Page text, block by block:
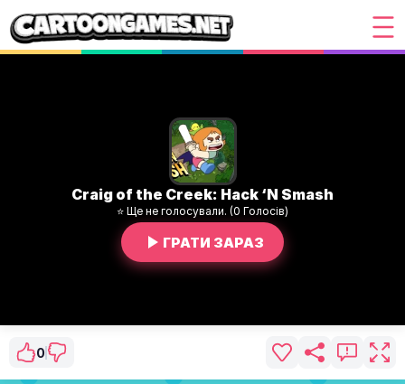
Craig of the Creek: Hack ‘N Smash
⭐ Ще не голосували. (0 Голосів)
ГРАТИ ЗАРАЗ
0